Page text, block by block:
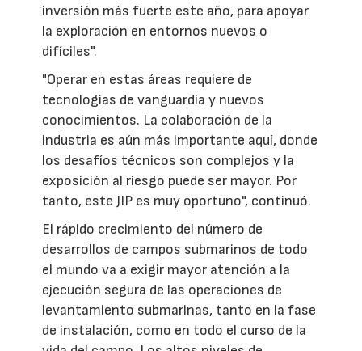
inversión más fuerte este año, para apoyar
la exploración en entornos nuevos o
difíciles".
"Operar en estas áreas requiere de
tecnologías de vanguardia y nuevos
conocimientos. La colaboración de la
industria es aún más importante aquí, donde
los desafíos técnicos son complejos y la
exposición al riesgo puede ser mayor. Por
tanto, este JIP es muy oportuno", continuó.
El rápido crecimiento del número de
desarrollos de campos submarinos de todo
el mundo va a exigir mayor atención a la
ejecución segura de las operaciones de
levantamiento submarinas, tanto en la fase
de instalación, como en todo el curso de la